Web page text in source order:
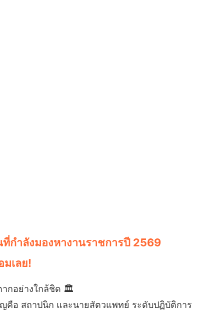
ที่กำลังมองหางานราชการปี 2569
เลย!
ากอย่างใกล้ชิด 🏛️
คือ สถาปนิก และนายสัตวแพทย์ ระดับปฏิบัติการ